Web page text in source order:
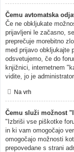
Čemu avtomatska
Če ne obkljukate
prijavljeni le začasno,
preprečuje morebitno
med prijavo obkljukajte
odsvetujemo, če do
knjižnici, internetnem
vidite, jo je administrator
Na vrh
Čemu služi možnost
"Izbriši vse piškotke
in ki vam omogočajo
omogočajo možnosti
prepovedane s strani